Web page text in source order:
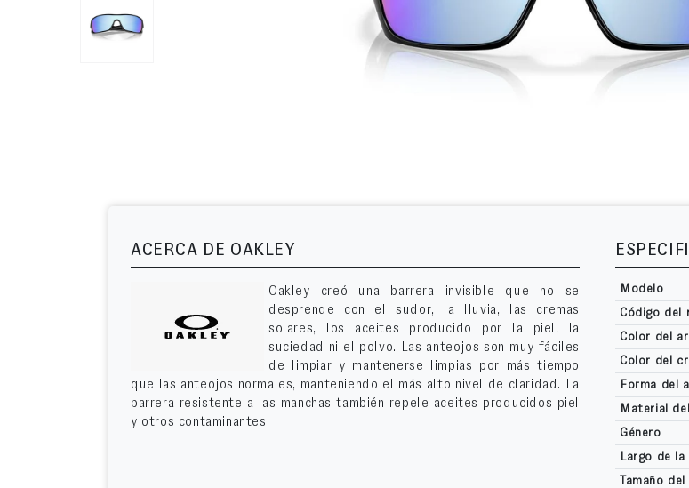
ACERCA DE OAKLEY
Oakley creó una barrera invisible que no se
desprende con el sudor, la lluvia, las cremas
solares, los aceites producido por la piel, la
suciedad ni el polvo. Las anteojos son muy fáciles
de limpiar y mantenerse limpias por más tiempo
que las anteojos normales, manteniendo el más alto nivel de claridad. La
barrera resistente a las manchas también repele aceites producidos piel
y otros contaminantes.
Modelo
Código del
Color del
Color del
Forma del
Material
Género
Largo de
Tamaño